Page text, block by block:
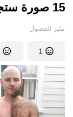
15 صورة ستجعلك تصرخ “يا للهول!”
مثير للفضول
1